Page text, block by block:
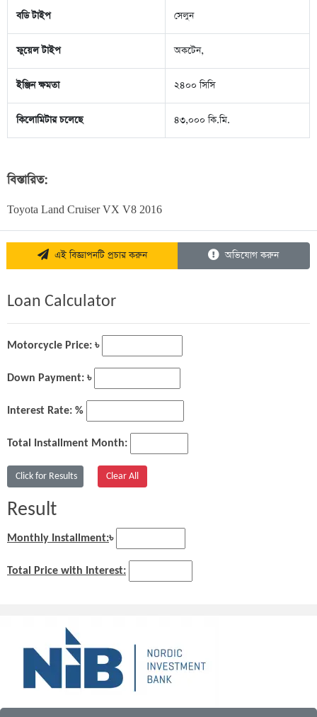
বডি টাইপ সেলুন
ফুয়েল টাইপ অকটেন,
ইঞ্জিন ক্ষমতা ২৪০০ সিসি
কিলোমিটার চলেছে ৪৩,০০০ কি.মি.
বিস্তারিত:
Toyota Land Cruiser VX V8 2016
এই বিজ্ঞাপনটি প্রচার করুন অভিযোগ করুন
Loan Calculator
Motorcycle Price: ৳
Down Payment: ৳
Interest Rate: %
Total Installment Month:
Result
Monthly Installment:৳
Total Price with Interest: